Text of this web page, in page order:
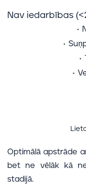
Nav iedarbības
Optimālā apstrāde
bet ne vēlāk kā
stadijā.